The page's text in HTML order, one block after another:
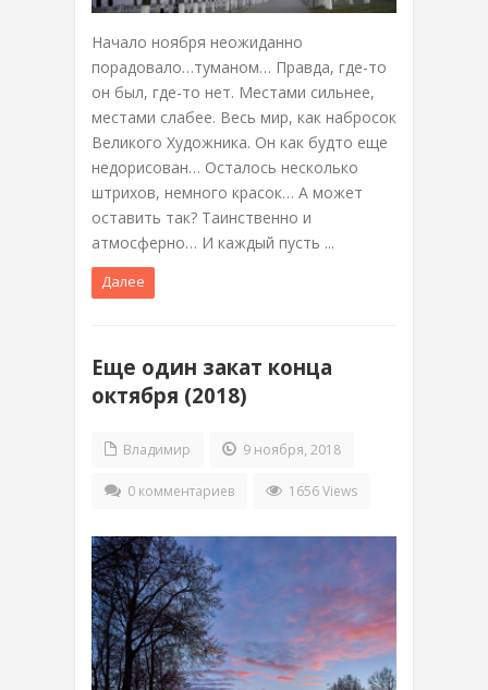
Начало ноября неожиданно
порадовало…туманом… Правда, где-то
он был, где-то нет. Местами сильнее,
местами слабее. Весь мир, как набросок
Великого Художника. Он как будто еще
недорисован… Осталось несколько
штрихов, немного красок… А может
оставить так? Таинственно и
атмосферно… И каждый пусть ...
Далее
Еще один закат конца
октября (2018)
Владимир 9 ноября, 2018
0 комментариев 1656 Views